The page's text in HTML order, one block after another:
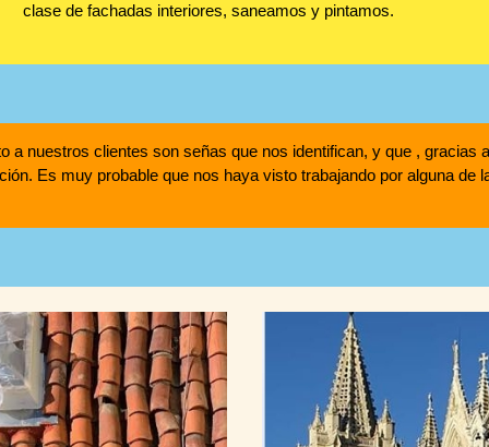
clase de fachadas interiores, saneamos y pintamos.
a nuestros clientes son señas que nos identifican, y que , gracias
Es muy probable que nos haya visto trabajando por alguna de